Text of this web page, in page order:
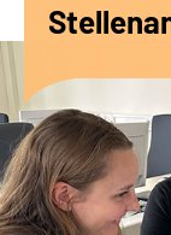
Karriere
Zuweisende